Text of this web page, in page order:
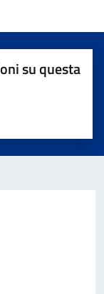
su questa